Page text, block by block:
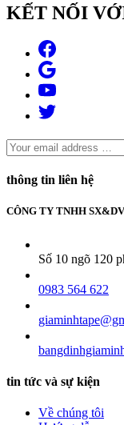
KẾT NỐI
thông tin liên hệ
CÔNG TY TNHH
Số 10 ngõ 120
0983 564 622
tin tức và sự kiện
Về chúng tôi